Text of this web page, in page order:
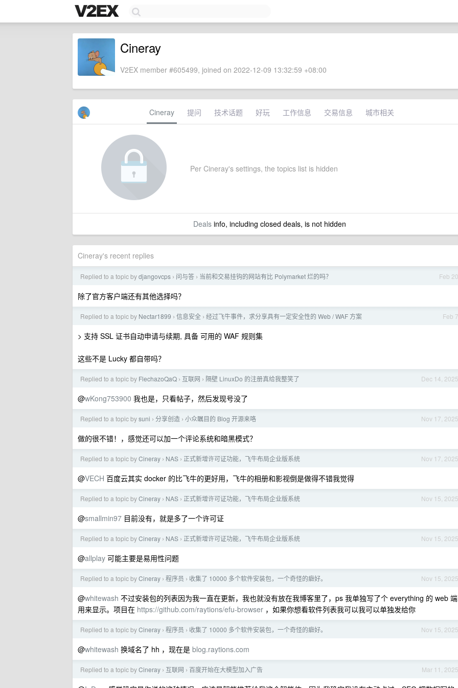
Cineray
V2EX member #605499, joined on 2022-12-09 13:32:59 +08:00
Cineray 提问 技术话题 好玩 工作信息 交易信息 城市相关
Per Cineray's settings, the topics list is hidden
Dealsinfo, including closed deals, is not hidden
Cineray's recent replies
Feb 20
Replied to a topic bydjangovcps › 问与答 › 当前和交易挂钩的网站有比 Polymarket 烂的吗？
除了官方客户端还有其他选择吗？
Feb 7
Replied to a topic by Nectar1899 › 信息安全 › 经过飞牛事件，求分享具有一定安全性的 Web / WAF 方案
> 支持 SSL 证书自动申请与续期, 具备 可用的 WAF 规则集
这些不是 Lucky 都自带吗？
Dec 14, 2025
Replied to a topic by FlechazoQaQ › 互联网 › 隔壁 LinuxDo 的注册真给我整笑了
@wKong753900 我也是，只看帖子，然后发现号没了
Nov 17, 2025
Replied to a topic bysuni › 分享创造 › 小众瞩目的 Blog 开源来咯
做的很不错！，感觉还可以加一个评论系统和暗黑模式？
Nov 17, 2025
Replied to a topic byCineray › NAS › 正式新增许可证功能，飞牛布局企业版系统
@VECH 百度云其实 docker 的比飞牛的更好用，飞牛的相册和影视倒是做得不错我觉得
Nov 15, 2025
Replied to a topic byCineray › NAS › 正式新增许可证功能，飞牛布局企业版系统
@smallmin97 目前没有，就是多了一个许可证
Nov 15, 2025
Replied to a topic byCineray › NAS › 正式新增许可证功能，飞牛布局企业版系统
@allplay 可能主要是易用性问题
Nov 15, 2025
Replied to a topic byCineray › 程序员 › 收集了 10000 多个软件安装包，一个奇怪的癖好。
@whitewash 不过安装包的列表因为我一直在更新，我也就没有放在我博客里了，ps 我单独写了个 everything 的 web 端
用来显示。项目在 https://github.com/raytions/efu-browser ，如果你想看软件列表我可以我可以单独发给你
Nov 15, 2025
Replied to a topic byCineray › 程序员 › 收集了 10000 多个软件安装包，一个奇怪的癖好。
@whitewash 换域名了 hh ，现在是 blog.raytions.com
Mar 11, 2025
Replied to a topic byCineray › 互联网 › 百度开始在大模型加入广告